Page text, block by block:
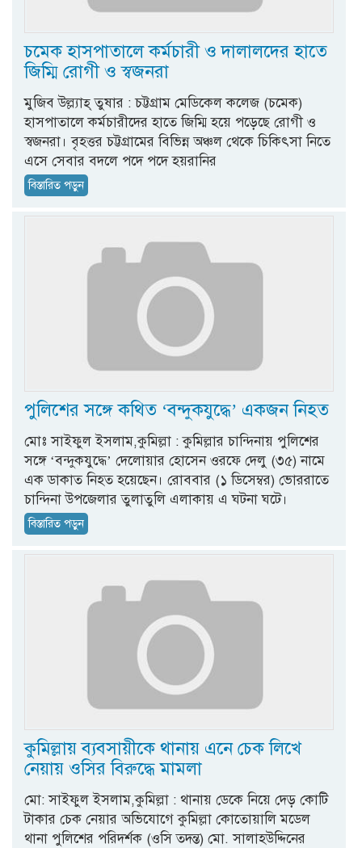
চমেক হাসপাতালে কর্মচারী ও দালালদের হাতে
জিম্মি রোগী ও স্বজনরা
মুজিব উল্ল্যাহ্ তুষার : চট্টগ্রাম মেডিকেল কলেজ (চমেক)
হাসপাতালে কর্মচারীদের হাতে জিম্মি হয়ে পড়েছে রোগী ও
স্বজনরা। বৃহত্তর চট্টগ্রামের বিভিন্ন অঞ্চল থেকে চিকিৎসা নিতে
এসে সেবার বদলে পদে পদে হয়রানির
বিস্তারিত পড়ুন
পুলিশের সঙ্গে কথিত ‘বন্দুকযুদ্ধে’ একজন নিহত
মোঃ সাইফুল ইসলাম,কুমিল্লা : কুমিল্লার চান্দিনায় পুলিশের
সঙ্গে ‘বন্দুকযুদ্ধে’ দেলোয়ার হোসেন ওরফে দেলু (৩৫) নামে
এক ডাকাত নিহত হয়েছেন। রোববার (১ ডিসেম্বর) ভোররাতে
চান্দিনা উপজেলার তুলাতুলি এলাকায় এ ঘটনা ঘটে।
বিস্তারিত পড়ুন
কুমিল্লায় ব্যবসায়ীকে থানায় এনে চেক লিখে
নেয়ায় ওসির বিরুদ্ধে মামলা
মো: সাইফুল ইসলাম,কুমিল্লা : থানায় ডেকে নিয়ে দেড় কোটি
টাকার চেক নেয়ার অভিযোগে কুমিল্লা কোতোয়ালি মডেল
থানা পুলিশের পরিদর্শক (ওসি তদন্ত) মো. সালাহউদ্দিনের